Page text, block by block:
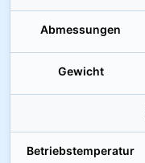
Abmessungen
Gewicht
Betriebstemperatur